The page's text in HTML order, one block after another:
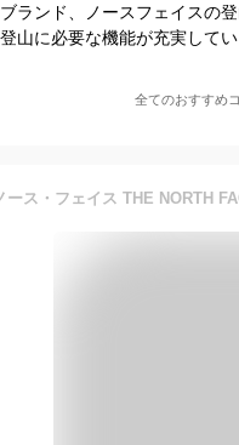
ランド、ノースフェイスの
山に必要な機能が充実してい
全てのおすすめ